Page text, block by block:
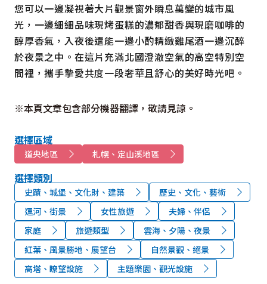
您可以一邊凝視著大片觀景窗外瞬息萬變的城市風
光，一邊細細品味現烤蛋糕的濃郁甜香與現磨咖啡的
醇厚香氣，入夜後還能一邊小酌精緻雞尾酒一邊沉醉
於夜景之中。在這片充滿北國澄澈空氣的高空特別空
間裡，攜手摯愛共度一段奢華且舒心的美好時光吧。
※本頁文章包含部分機器翻譯，敬請見諒。
選擇區域
道央地區 札幌、定山溪地區
選擇類別
史蹟、城堡、文化財、建築
歷史、文化、藝術
運河、街景
女性旅遊
夫婦、伴侶
家庭
旅遊類型
雲海、夕陽、夜景
紅葉、風景勝地、展望台
自然景觀、絕景
高塔、瞭望設施
主題樂園、觀光設施